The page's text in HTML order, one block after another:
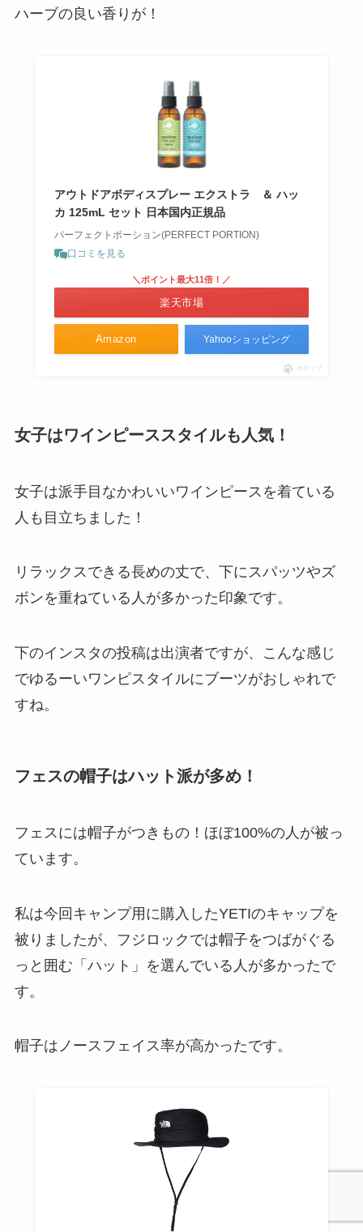
ハーブの良い香りが！
アウトドアボディスプレー エクストラ ＆ ハッ
カ 125mL セット 日本国内正規品
パーフェクトポーション(PERFECT PORTION)
口コミを見る
Amazon
＼ポイント最大11倍！／
楽天市場
Yahooショッピング
ポチップ
女子はワインピーススタイルも人気！
女子は派手目なかわいいワインピースを着ている
人も目立ちました！
リラックスできる長めの丈で、下にスパッツやズ
ボンを重ねている人が多かった印象です。
下のインスタの投稿は出演者ですが、こんな感じ
でゆるーいワンピスタイルにブーツがおしゃれで
すね。
フェスの帽子はハット派が多め！
フェスには帽子がつきもの！ほぼ100%の人が被っ
ています。
私は今回キャンプ用に購入したYETIのキャップを
被りましたが、フジロックでは帽子をつばがぐる
っと囲む「ハット」を選んでいる人が多かったで
す。
帽子はノースフェイス率が高かったです。